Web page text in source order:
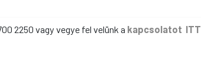
2250 vagy vegye fel velünk a kapcsolatot ITT